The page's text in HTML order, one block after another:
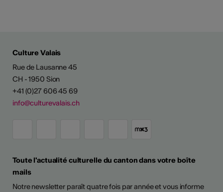
Culture Valais
Rue de Lausanne 45
CH - 1950 Sion
+41 (0)27 606 45 69
info@culturevalais.ch
Toute l'actualité culturelle du canton dans votre boîte
mails
Notre newsletter paraît quatre fois par année et vous informe